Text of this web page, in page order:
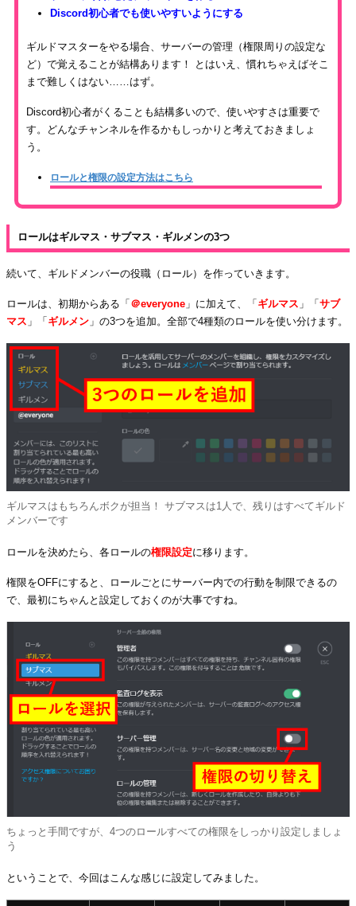
Discord初心者でも使いやすいようにする
ギルドマスターをやる場合、サーバーの管理（権限周りの設定な
ど）で覚えることが結構あります！ とはいえ、慣れちゃえばそこ
まで難しくはない……はず。
Discord初心者がくることも結構多いので、使いやすさは重要で
す。どんなチャンネルを作るかもしっかりと考えておきましょ
う。
ロールと権限の設定方法はこちら
ロールはギルマス・サブマス・ギルメンの3つ
続いて、ギルドメンバーの役職（ロール）を作っていきます。
ロールは、初期からある「＠everyone 」に加えて、「ギルマス 」「サブ
マス 」「ギルメン 」の3つを追加。全部で4種類のロールを使い分けます。
ギルマスはもちろんボクが担当！ サブマスは1人で、残りはすべてギルド
メンバーです
ロールを決めたら、各ロールの権限設定に移ります。
権限をOFFにすると、ロールごとにサーバー内での行動を制限できるの
で、最初にちゃんと設定しておくのが大事ですね。
ちょっと手間ですが、4つのロールすべての権限をしっかり設定しましょ
う
ということで、今回はこんな感じに設定してみました。